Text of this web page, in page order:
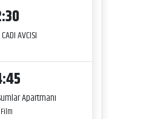
AVCISI
Apartmanı